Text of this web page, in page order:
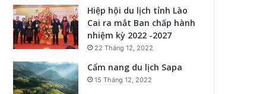
Hiệp hội du lịch tỉnh Lào
Cai ra mắt Ban chấp hành
nhiệm kỳ 2022 -2027
22 Tháng 12, 2022
Cẩm nang du lịch Sapa
15 Tháng 12, 2022